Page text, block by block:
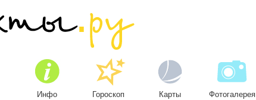
Инфо Гороскоп Карты Фотогалерея